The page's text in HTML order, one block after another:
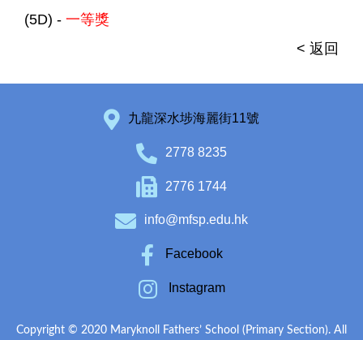
(5D) - 一等獎
< 返回
九龍深水埗海麗街11號
2778 8235
2776 1744
info@mfsp.edu.hk
Facebook
Instagram
Copyright © 2020 Maryknoll Fathers’ School (Primary Section). All